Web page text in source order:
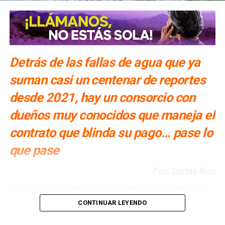
¿Qué tan bueno es el transporte de SLP comparado
con el resto del Bajío?
NO TE PIERDAS
Detrás de las fallas de agua que ya
suman casi un centenar de reportes
desde 2021, hay un consorcio con
dueños muy conocidos que maneja el
contrato que blinda su pago… pase lo
que pase
ha tenido San Luis Potosí con la Presa El Realito, un
proyecto diseñado para surtir de agua a alrededor de 46
CONTINUAR LEYENDO